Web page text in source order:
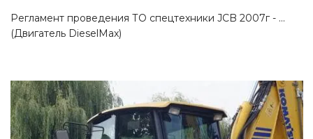
Регламент проведения ТО спецтехники JCB 2007г - ...
(Двигатель DieselMax)